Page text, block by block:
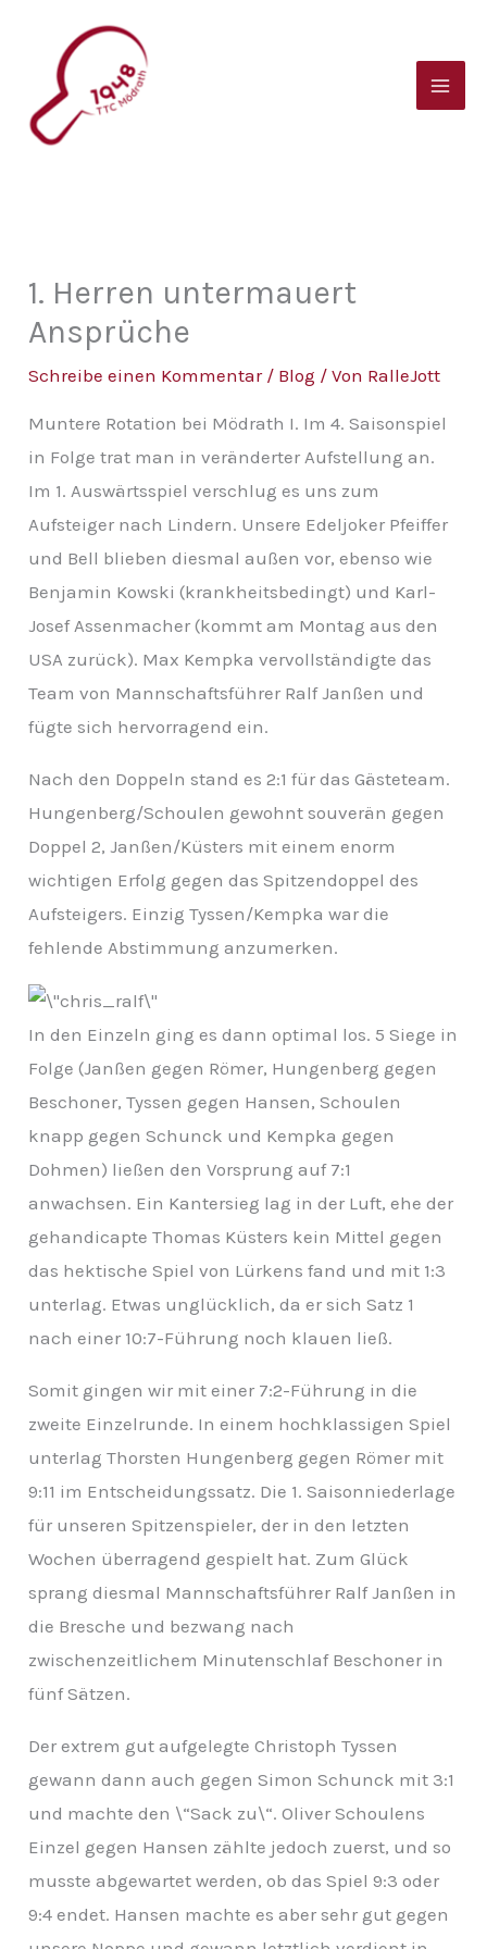
springen
1. Herren untermauert
Ansprüche
Schreibe einen Kommentar / Blog / Von RalleJott
Muntere Rotation bei Mödrath I. Im 4. Saisonspiel
in Folge trat man in veränderter Aufstellung an.
Im 1. Auswärtsspiel verschlug es uns zum
Aufsteiger nach Lindern. Unsere Edeljoker Pfeiffer
und Bell blieben diesmal außen vor, ebenso wie
Benjamin Kowski (krankheitsbedingt) und Karl-
Josef Assenmacher (kommt am Montag aus den
USA zurück). Max Kempka vervollständigte das
Team von Mannschaftsführer Ralf Janßen und
fügte sich hervorragend ein.
Nach den Doppeln stand es 2:1 für das Gästeteam.
Hungenberg/Schoulen gewohnt souverän gegen
Doppel 2, Janßen/Küsters mit einem enorm
wichtigen Erfolg gegen das Spitzendoppel des
Aufsteigers. Einzig Tyssen/Kempka war die
fehlende Abstimmung anzumerken.
In den Einzeln ging es dann optimal los. 5 Siege in
Folge (Janßen gegen Römer, Hungenberg gegen
Beschoner, Tyssen gegen Hansen, Schoulen
knapp gegen Schunck und Kempka gegen
Dohmen) ließenden Vorsprung auf 7:1
anwachsen. Ein Kantersieg lag in der Luft, ehe der
gehandicapte Thomas Küsters kein Mittel gegen
das hektische Spiel von Lürkens fand und mit 1:3
unterlag. Etwas unglücklich, da er sich Satz 1
nach einer 10:7-Führung noch klauen ließ.
Somit gingen wir mit einer 7:2-Führung in die
zweite Einzelrunde. In einem hochklassigen Spiel
unterlag Thorsten Hungenberg gegen Römer mit
9:11 im Entscheidungssatz. Die 1. Saisonniederlage
für unseren Spitzenspieler, der in den letzten
Wochen überragend gespielt hat. Zum Glück
sprang diesmal Mannschaftsführer Ralf Janßen in
die Bresche und bezwang nach
zwischenzeitlichem Minutenschlaf Beschoner in
fünf Sätzen.
Der extrem gut aufgelegte Christoph Tyssen
gewann dann auch gegen Simon Schunck mit 3:1
und machte den \“Sack zu\“. Oliver Schoulens
Einzel gegen Hansen zählte jedoch zuerst, und so
musste abgewartet werden, ob das Spiel 9:3 oder
9:4 endet. Hansen machte es aber sehr gut gegen
t
c
h
i
v